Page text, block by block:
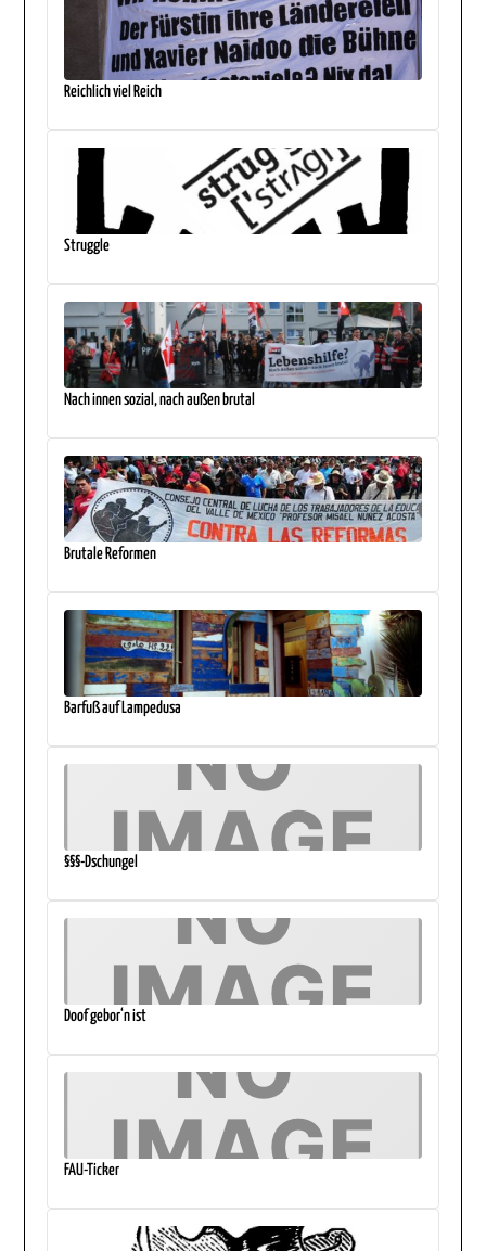
Reichlich viel Reich
Struggle
Nach innen sozial, nach außen brutal
Brutale Reformen
Barfuß auf Lampedusa
§§§-Dschungel
Doof gebor‘n ist
FAU-Ticker